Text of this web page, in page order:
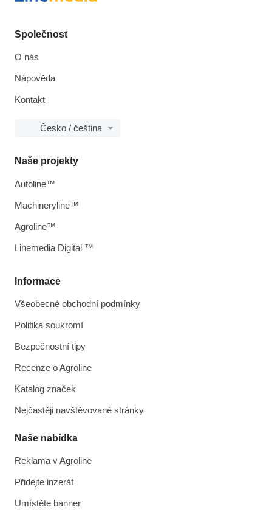
Společnost
O nás
Nápověda
Kontakt
Česko / čeština
Informace
Všeobecné obchodní podmínky
Politika soukromí
Bezpečnostní tipy
Recenze o Agroline
Katalog značek
Nejčastěji navštěvované stránky
Naše nabídka
Reklama v Agroline
Přidejte inzerát
Umístěte banner
Naše projekty
Autoline™
Machineryline™
Agroline™
Linemedia Digital ™